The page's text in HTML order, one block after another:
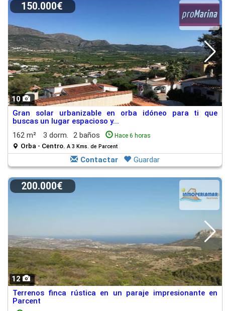
10
150.000€
Gran solar urbanizable en orba idóneo para ti que
buscas un lugar espacioso y...
162 m²
3 dorm. 2 baños Hace 6 horas
Orba - Centro. A 3 Kms. de Parcent
Contactar Guardar
12
200.000€
Terrenos finca rústica en un paraje impresionante en
Parcent